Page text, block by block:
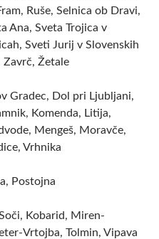
Ruše, Selnica ob Dravi,
Ana, Sveta Trojica v
Sveti Jurij v Slovenskih
Zavrč, Žetale
Gradec, Dol pri Ljubljani,
Komenda, Litija,
Mengeš, Moravče,
Vrhnika
Postojna
Kobarid, Miren-
Vrtojba, Tolmin, Vipava